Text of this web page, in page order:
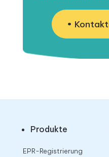
Produkte
EPR-Registrierung